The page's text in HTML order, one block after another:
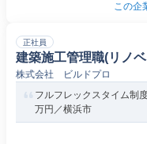
この企
正社員
建築施工管理職(リノ
株式会社 ビルドプロ
フルフレックスタイム制
万円／横浜市